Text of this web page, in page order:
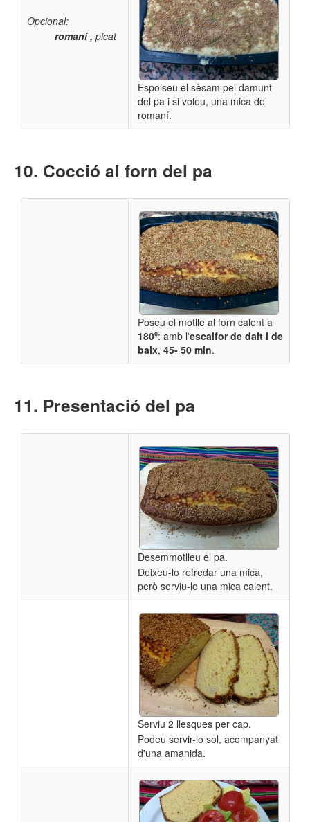
Opcional:
romaní , picat
Espolseu el sèsam pel damunt
del pa i si voleu, una mica de
romaní.
Cocció al forn del pa
Poseu el motlle al forn calent a
180º: amb l'escalfor de dalt i de
baix, 45- 50 min.
Presentació del pa
Desemmotlleu el pa.
Deixeu-lo refredar una mica,
però serviu-lo una mica calent.
Serviu 2 llesques per cap.
Podeu servir-lo sol, acompanyat
d'una amanida.